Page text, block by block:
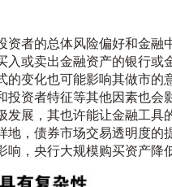
者的总体风险偏好和金融
入或卖出金融资产的银行
的变化也可能影响其做市的
投资者特征等其他因素也
发展，其也许能让金融工
地，债券市场交易透明度
，央行大规模购买资产降